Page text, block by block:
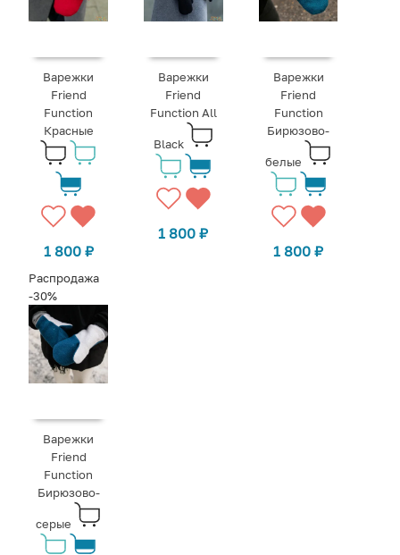
Варежки
Friend
Function
Красные
1 800 ₽
Варежки
Friend
Function All
Black
1 800₽
Варежки
Friend
Function
Бирюзово-
белые
1 800₽
Распродажа
-30%
Варежки
Friend
Function
Бирюзово-
серые